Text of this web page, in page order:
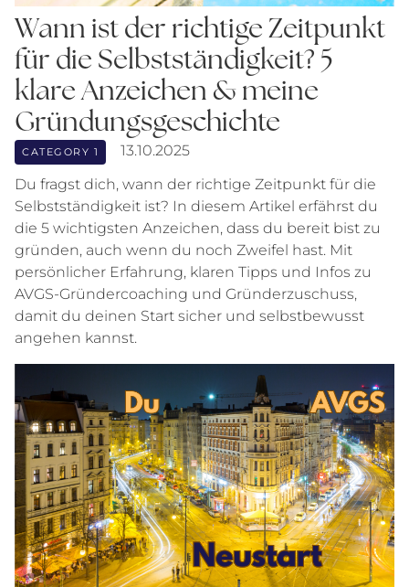
Wann ist der richtige Zeitpunkt
für die Selbstständigkeit? 5
klare Anzeichen & meine
Gründungsgeschichte
CATEGORY 1
13.10.2025
Du fragst dich, wann der richtige Zeitpunkt für die
Selbstständigkeit ist? In diesem Artikel erfährst du
die 5 wichtigsten Anzeichen, dass du bereit bist zu
gründen, auch wenn du noch Zweifel hast. Mit
persönlicher Erfahrung, klaren Tipps und Infos zu
AVGS-Gründercoaching und Gründerzuschuss,
damit du deinen Start sicher und selbstbewusst
angehen kannst.